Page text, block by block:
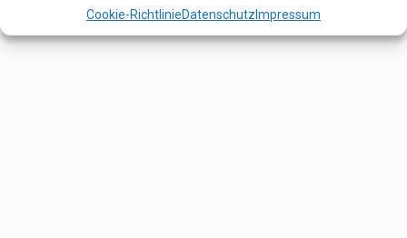
Cookie-RichtlinieDatenschutz Impressum